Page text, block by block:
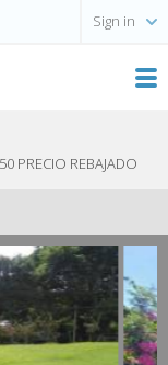
Sign in
PRECIO REBAJADO